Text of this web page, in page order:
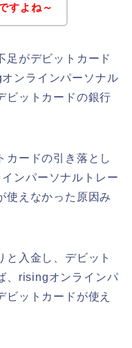
すよね～
足がデビットカード
ンラインパーソナル
ビットカードの銀行
カードの引き落とし
ンパーソナルトレー
使えなかった原因み
と入金し、デビット
、risingオンラインパ
ビットカードが使え